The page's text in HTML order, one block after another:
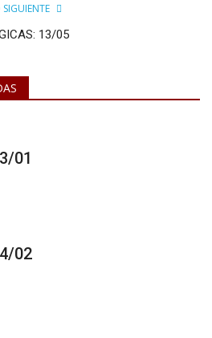
13/05
01
02